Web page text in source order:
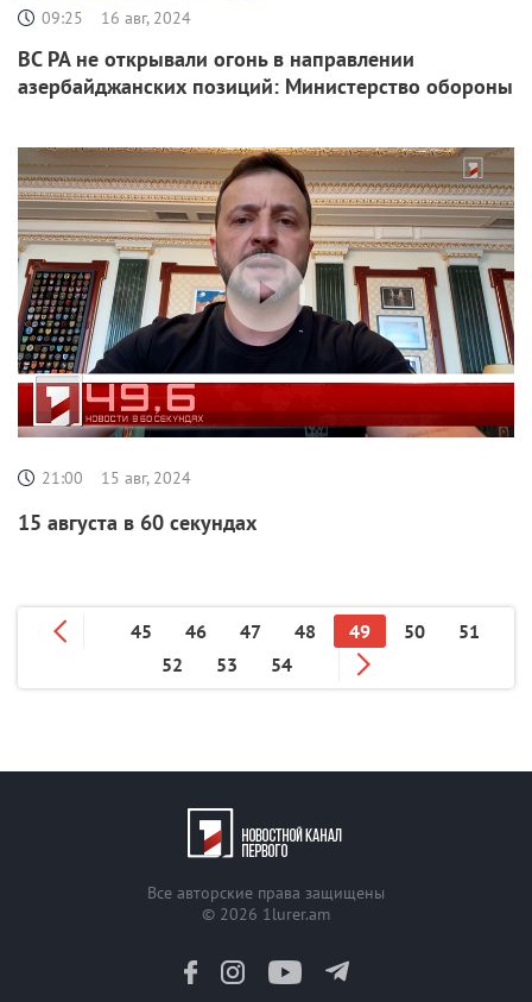
09:25 16 авг, 2024
ВС РА не открывали огонь в направлении
азербайджанских позиций: Министерство обороны
21:00 15 авг, 2024
15 августа в 60 секундах
45 46 47 48 49 50
51
52
53 54
Все авторские права защищены
© 2026 1lurer.am